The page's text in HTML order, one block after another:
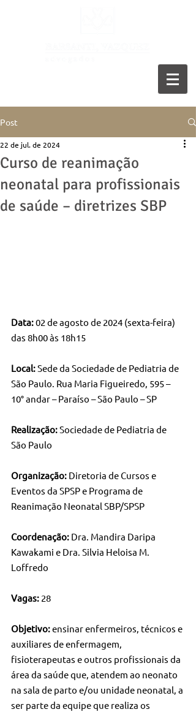
Post
Curso de reanimação
neonatal para profissionais
de saúde – diretrizes SBP
22 de jul. de 2024
Data: 02 de agosto de 2024 (sexta-feira)
das 8h00 às 18h15
Local: Sede da Sociedade de Pediatria de
São Paulo. Rua Maria Figueiredo, 595 –
10° andar – Paraíso – São Paulo – SP
Realização: Sociedade de Pediatria de
São Paulo
Organização: Diretoria de Cursos e
Eventos da SPSP e Programa de
Reanimação Neonatal SBP/SPSP
Coordenação: Dra. Mandira Daripa
Kawakami e Dra. Silvia Heloisa M.
Loffredo
Vagas: 28
Objetivo: ensinar enfermeiros, técnicos e
auxiliares de enfermagem,
fisioterapeutas e outros profissionais da
área da saúde que, atendem ao neonato
na sala de parto e/ou unidade neonatal, a
ser parte da equipe que realiza os